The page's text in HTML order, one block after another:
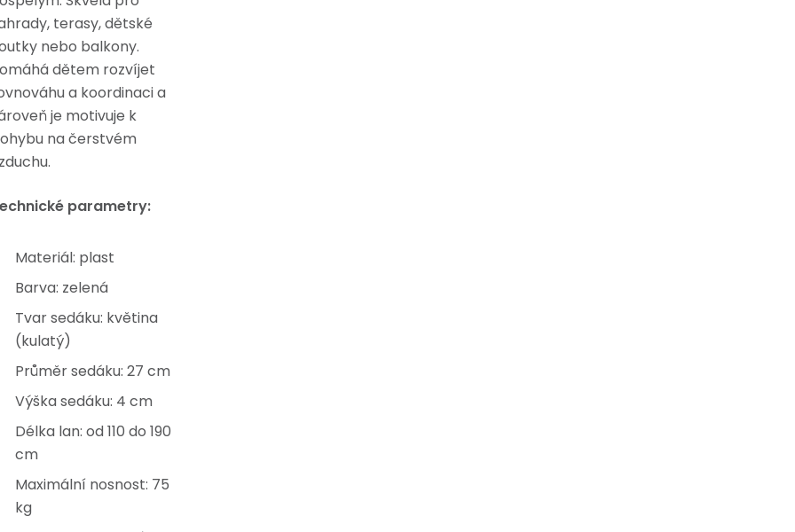
terasy, dětské
nebo balkony.
dětem rozvíjet
a koordinaci a
je motivuje k
na čerstvém
parametry:
Materiál: plast
Barva: zelená
Tvar sedáku: květina
(kulatý)
Průměr sedáku: 27 cm
Výška sedáku: 4 cm
Délka lan: od 110 do 190
cm
Maximální nosnost: 75
kg